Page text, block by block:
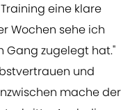
eine klare
Wochen sehe ich
Gang zugelegt hat."
und
mache der